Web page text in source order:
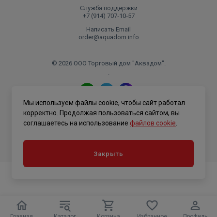
Служба поддержки
+7 (914) 707‑10‑57
Написать Email
order@aquadom.info
© 2026 ООО Торговый дом "Аквадом".
.
Политика конфиденциальности
Мы используем файлы cookie, чтобы сайт работал
корректно. Продолжая пользоваться сайтом, вы
соглашаетесь на использование файлов cookie
Закрыть